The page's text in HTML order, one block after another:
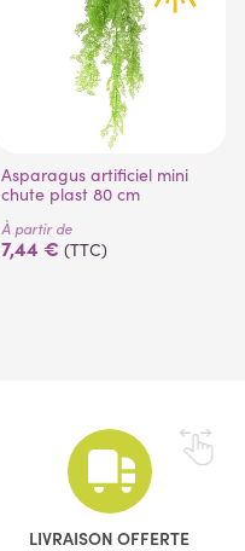
Asparagus artificiel mini
chute plast 80 cm
À partir de
7,44 € (TTC)
LIVRAISON OFFERTE